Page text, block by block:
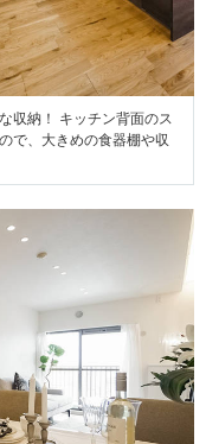
収納！ キッチン背面のス
で、大きめの食器棚や収